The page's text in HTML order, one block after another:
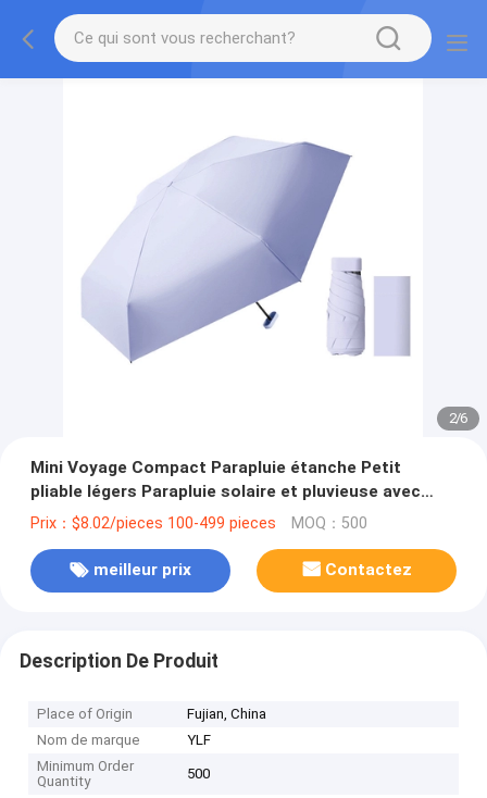
2/6
Mini Voyage Compact Parapluie étanche Petit
pliable légers Parapluie solaire et pluvieuse avec
protection UV
Prix：$8.02/pieces 100-499 pieces MOQ：500
meilleur prix Contactez
Description De Produit
Place of Origin
Fujian, China
Nom de marque
YLF
Minimum Order
Quantity
500